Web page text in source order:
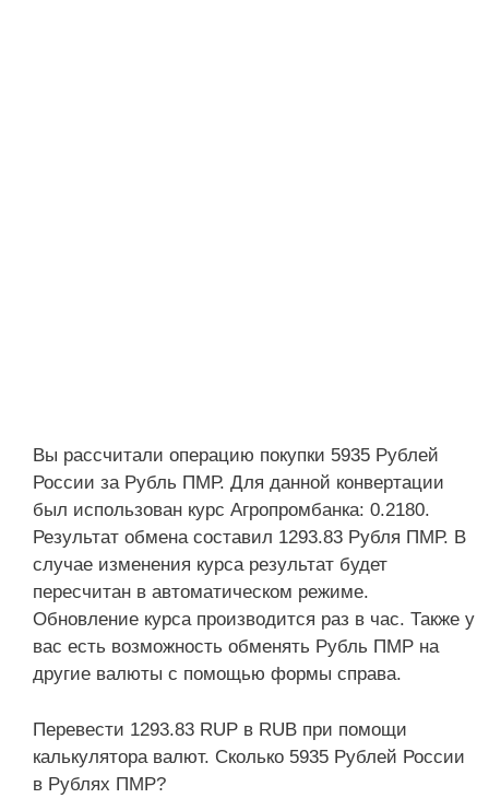
Вы рассчитали операцию покупки 5935 Рублей
России за Рубль ПМР. Для данной конвертации
был использован курс Агропромбанка: 0.2180.
Результат обмена составил 1293.83 Рубля ПМР. В
случае изменения курса результат будет
пересчитан в автоматическом режиме.
Обновление курса производится раз в час. Также у
вас есть возможность обменять Рубль ПМР на
другие валюты с помощью формы справа.
Перевести 1293.83 RUP в RUB при помощи
калькулятора валют. Сколько 5935 Рублей России
в Рублях ПМР?